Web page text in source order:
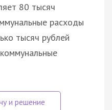
80 тысяч
расходы
тысяч рублей